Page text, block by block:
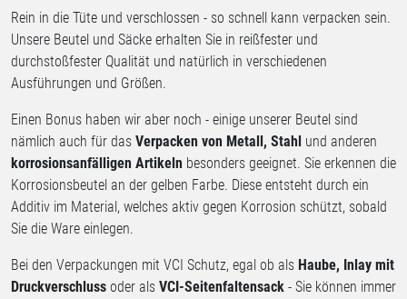
Rein in die Tüte und verschlossen - so schnell kann verpacken sein.
Unsere Beutel und Säcke erhalten Sie in reißfester und
durchstoßfester Qualität und natürlich in verschiedenen
Ausführungen und Größen.
Einen Bonus haben wir aber noch - einige unserer Beutel sind
nämlich auch für das Verpacken von Metall, Stahl und anderen
korrosionsanfälligen Artikeln besonders geeignet. Sie erkennen die
Korrosionsbeutel an der gelben Farbe. Diese entsteht durch ein
Additiv im Material, welches aktiv gegen Korrosion schützt, sobald
Sie die Ware einlegen.
Bei den Verpackungen mit VCI Schutz, egal ob als Haube, Inlay mit
Druckverschluss oder als VCI-Seitenfaltensack - Sie können immer